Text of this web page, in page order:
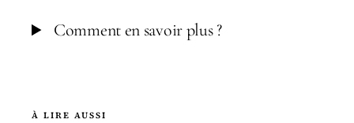
Comment en savoir plus ?
À LIRE AUSSI